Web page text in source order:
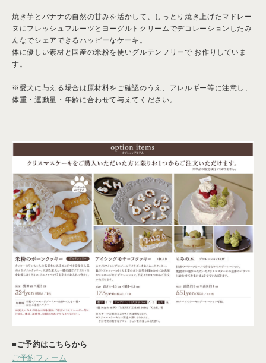
焼き芋とバナナの自然の甘みを活かして、しっとり焼き上げたマドレー
ヌにフレッシュフルーツとヨーグルトクリームでデコレーションしたみ
んなでシェアできるハッピーなケーキ。
体に優しい素材と国産の米粉を使いグルテンフリーで お作りしていま
す。
※愛犬に与える場合は原材料をご確認のうえ、アレルギー等に注意し、
体重・運動量・年齢に合わせて与えてください。
■ご予約はこちらから
ご予約フォーム